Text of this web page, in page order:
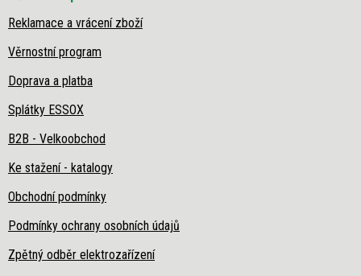
Reklamace a vrácení zboží
Věrnostní program
Doprava a platba
Splátky ESSOX
B2B - Velkoobchod
Ke stažení - katalogy
Obchodní podmínky
Podmínky ochrany osobních údajů
Zpětný odběr elektrozařízení